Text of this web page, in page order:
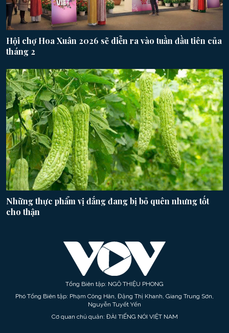
Hội chợ Hoa Xuân 2026 sẽ diễn ra vào tuần đầu tiên của
tháng 2
Những thực phẩm vị đắng đang bị bỏ quên nhưng tốt
cho thận
Tổng Biên tập: NGÔ THIỆU PHONG
Phó Tổng Biên tập: Phạm Công Hân, Đặng Thị Khanh, Giang Trung Sơn,
Nguyễn Tuyết Yến
Cơ quan chủ quản: ĐÀI TIẾNG NÓI VIỆT NAM